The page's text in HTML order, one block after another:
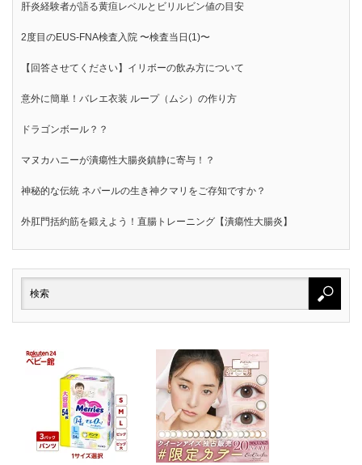
肝炎経験者が語る黄疸レベルとビリルビン値の目安
2度目のEUS-FNA検査入院 〜検査当日(1)〜
【回答させてください】イリボーの飲み方について
意外に簡単！バレエ衣装 ループ（ムシ）の作り方
ドラゴンボール？？
マヌカハニーが潰瘍性大腸炎鎮静に寄与！？
神秘的な伝統 ネパールの生き神クマリをご存知ですか？
外肛門括約筋を鍛えよう！直腸トレーニング【潰瘍性大腸炎】